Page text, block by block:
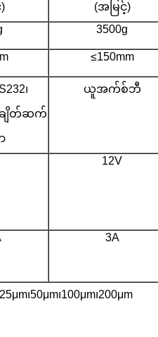
(အမြင့်)
3500g
≤150mm
၊
ချိတ်ဆက်
ယူအက်စ်ဘီ
12V
3A
၊50μm၊100μm၊200μm